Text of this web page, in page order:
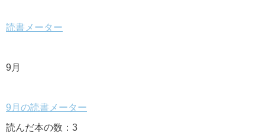
読書メーター
9月
9月の読書メーター
読んだ本の数：3